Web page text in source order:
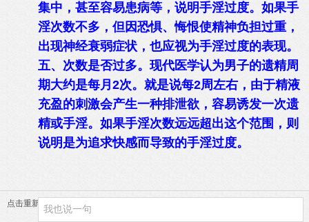
集中，甚至容易患病等，说明手淫过度。如果手
淫次数不多，但因恐惧、悔恨使精神负担过重，
出现神经衰弱症状，也应视为手淫过度的表现。
五、次数是否过多。现代医学认为男子的遗精周
期大约是每月2次。就是说每2周左右，由于精液
充盈的刺激会产生一种排泄欲，容易诱发一次遗
精或手淫。如果手淫次数远远超出这个范围，则
说明是为追求快感而导致的手淫过度。
点击重新加载